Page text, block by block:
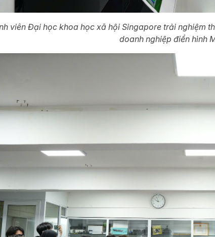
viên Đại học khoa học xã hội Singapore trải nghiệm
doanh nghiệp điển hình